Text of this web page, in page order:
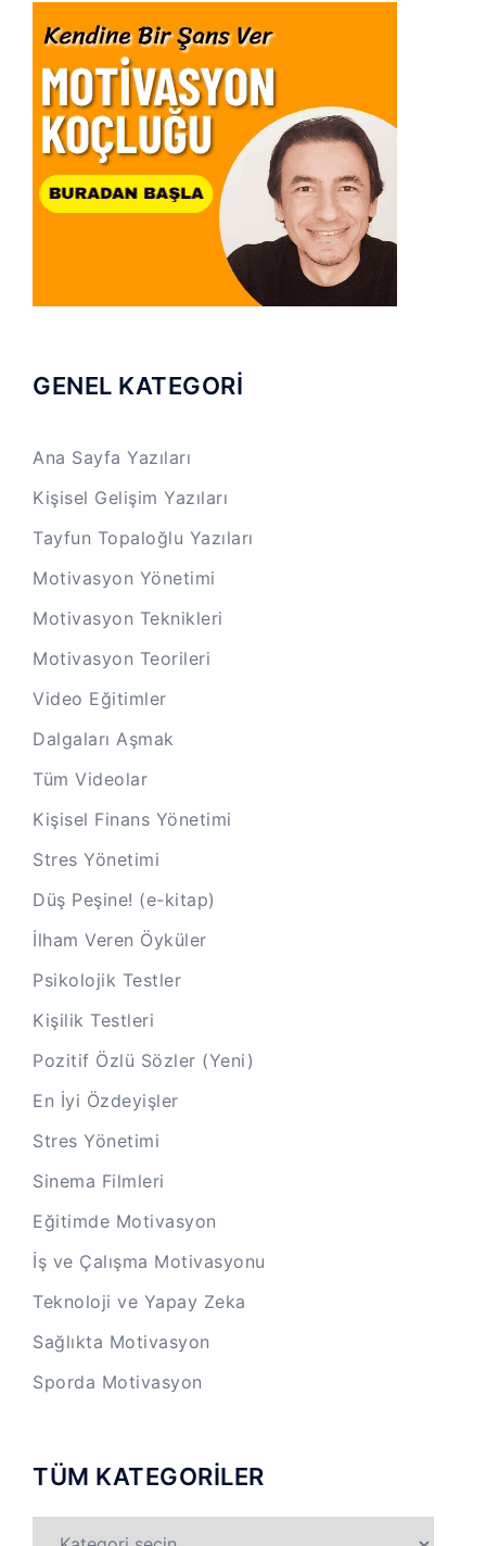
GENEL KATEGORİ
Ana Sayfa Yazıları
Kişisel Gelişim Yazıları
Tayfun Topaloğlu Yazıları
Motivasyon Yönetimi
Motivasyon Teknikleri
Motivasyon Teorileri
Video Eğitimler
Dalgaları Aşmak
Tüm Videolar
Kişisel Finans Yönetimi
Stres Yönetimi
Düş Peşine! (e-kitap)
İlham Veren Öyküler
Psikolojik Testler
Kişilik Testleri
Pozitif Özlü Sözler (Yeni)
En İyi Özdeyişler
Stres Yönetimi
Sinema Filmleri
Eğitimde Motivasyon
İş ve Çalışma Motivasyonu
Teknoloji ve Yapay Zeka
Sağlıkta Motivasyon
Sporda Motivasyon
TÜM KATEGORİLER